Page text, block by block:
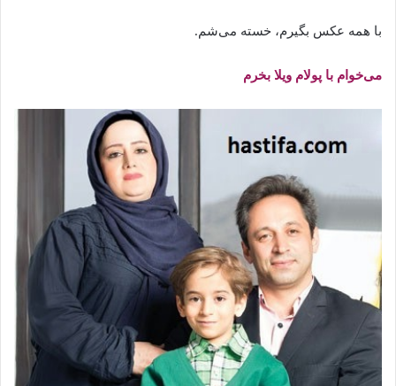
با همه عکس بگیرم، خسته می‌شم.
می‌خوام با پولام ویلا بخرم